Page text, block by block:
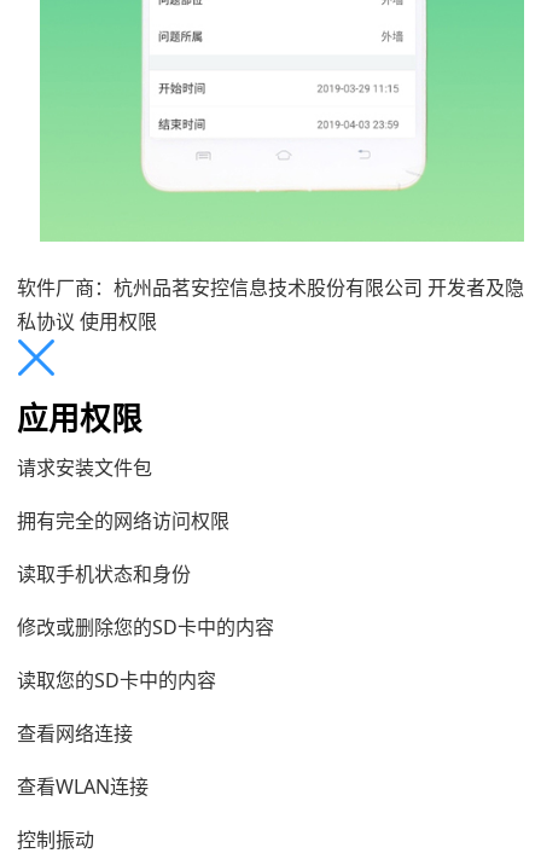
软件厂商：杭州品茗安控信息技术股份有限公司 开发者及隐
私协议 使用权限
应用权限
请求安装文件包
拥有完全的网络访问权限
读取手机状态和身份
修改或删除您的SD卡中的内容
读取您的SD卡中的内容
查看网络连接
查看WLAN连接
控制振动